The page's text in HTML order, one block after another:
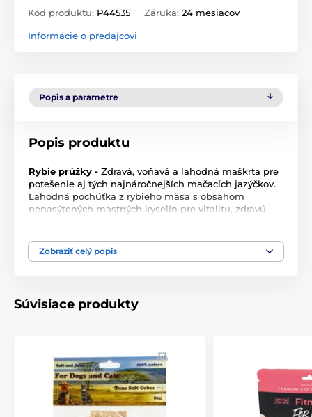
Kód produktu: P44535 Záruka: 24 mesiacov
Informácie o predajcovi
Popis a parametre
Popis produktu
Rybie prúžky - Zdravá, voňavá a lahodná maškrta pre
potešenie aj tých najnáročnejších mačacích jazýčkov.
Lahodná pochúťka z rybieho mäsa s obsahom
nenasýtených mastných kyselín pre vitalitu, zdravú
Doplnkové krmivo pre mačky.
Analytické zložky:hrubý proteín 35%, obsah tukov 2%,
ilustračný charakter.
Produkt je zaradený v kategóriách
Zobraziť celý popis
Súvisiace produkty